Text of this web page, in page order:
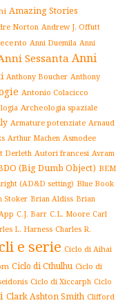
Amazing Stories
Norton Andrew J. Offutt
Anni Duemila Anni
Sessanta Anni
Anthony Boucher Anthony
Antonio Colacicco
Archeologia spaziale
Armature potenziate Arnaud
Arthur Machen Asmodee
Derleth Autori francesi Avram
(Big Dumb Object) BEM
(AD&D setting) Blue Book
Stoker Brian Aldiss Brian
C.J. Barr C.L. Moore Carl
L. Harness Charles R.
e serie Ciclo di Aihai
Ciclo di Cthulhu Ciclo di
Ciclo di Xiccarph Ciclo
Clark Ashton Smith Clifford